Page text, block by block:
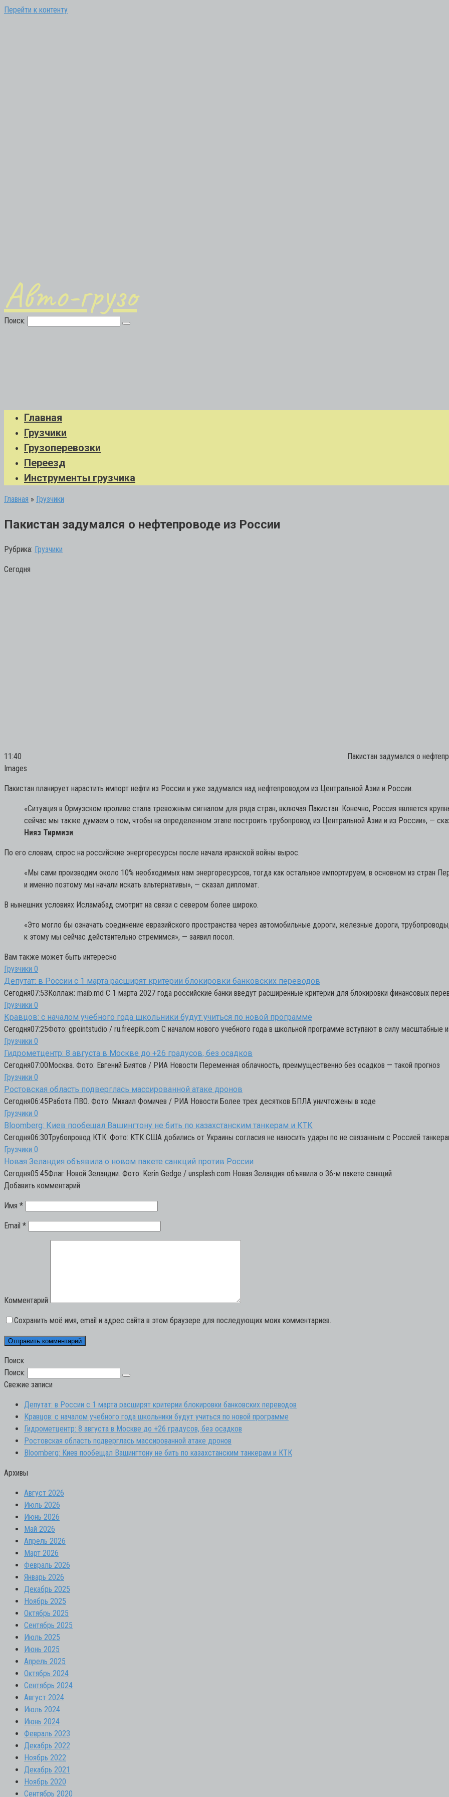
Перейти к контенту
Авто-грузо
Поиск:
Главная
Грузчики
Грузоперевозки
Переезд
Инструменты грузчика
Главная » Грузчики
Пакистан задумался о нефтепроводе из России
Рубрика: Грузчики
Сегодня
11:40
Пакистан задумался о
Images
Пакистан планирует нарастить импорт нефти из России и уже задумался над нефтепроводом из Центральной Азии и России.
«Ситуация в Ормузском проливе стала тревожным сигналом для ряда стран, включая Пакистан. Конечно, Россия является
сейчас мы также думаем о том, чтобы на определенном этапе построить трубопровод из Центральной Азии и из России», —
Нияз Тирмизи.
По его словам, спрос на российские энергоресурсы после начала иранской войны вырос.
«Мы сами производим около 10% необходимых нам энергоресурсов, тогда как остальное импортируем, в основном из стран
и именно поэтому мы начали искать альтернативы», — сказал дипломат.
В нынешних условиях Исламабад смотрит на связи с севером более широко.
«Это могло бы означать соединение евразийского пространства через автомобильные дороги, железные дороги,
к этому мы сейчас действительно стремимся», — заявил посол.
Вам также может быть интересно
Грузчики 0
Депутат: в России с 1 марта расширят критерии блокировки банковских переводов
Сегодня07:53Коллаж: maib.md С 1 марта 2027 года российские банки введут расширенные критерии для блокировки финансовых
Грузчики 0
Кравцов: с началом учебного года школьники будут учиться по новой программе
Сегодня07:25Фото: gpointstudio / ru.freepik.com С началом нового учебного года в школьной программе вступают в силу масштабные
Грузчики 0
Гидрометцентр: 8 августа в Москве до +26 градусов, без осадков
Сегодня07:00Москва. Фото: Евгений Биятов / РИА Новости Переменная облачность, преимущественно без осадков — такой прогноз
Грузчики 0
Ростовская область подверглась массированной атаке дронов
Сегодня06:45Работа ПВО. Фото: Михаил Фомичев / РИА Новости Более трех десятков БПЛА уничтожены в ходе
Грузчики 0
Bloomberg: Киев пообещал Вашингтону не бить по казахстанским танкерам и КТК
Сегодня06:30Трубопровод КТК. Фото: КТК США добились от Украины согласия не наносить удары по не связанным с Россией
Грузчики 0
Новая Зеландия объявила о новом пакете санкций против России
Сегодня05:45Флаг Новой Зеландии. Фото: Kerin Gedge / unsplash.com Новая Зеландия объявила о 36-м пакете санкций
Добавить комментарий
Имя *
Email *
Комментарий
Сохранить моё имя, email и адрес сайта в этом браузере для последующих моих комментариев.
Поиск
Поиск:
Свежие записи
Депутат: в России с 1 марта расширят критерии блокировки банковских переводов
Кравцов: с началом учебного года школьники будут учиться по новой программе
Гидрометцентр: 8 августа в Москве до +26 градусов, без осадков
Ростовская область подверглась массированной атаке дронов
Bloomberg: Киев пообещал Вашингтону не бить по казахстанским танкерам и КТК
Архивы
Август 2026
Июль 2026
Июнь 2026
Май 2026
Апрель 2026
Март 2026
Февраль 2026
Январь 2026
Декабрь 2025
Ноябрь 2025
Октябрь 2025
Сентябрь 2025
Июль 2025
Июнь 2025
Апрель 2025
Октябрь 2024
Сентябрь 2024
Август 2024
Июль 2024
Июнь 2024
Февраль 2023
Декабрь 2022
Ноябрь 2022
Декабрь 2021
Ноябрь 2020
Сентябрь 2020